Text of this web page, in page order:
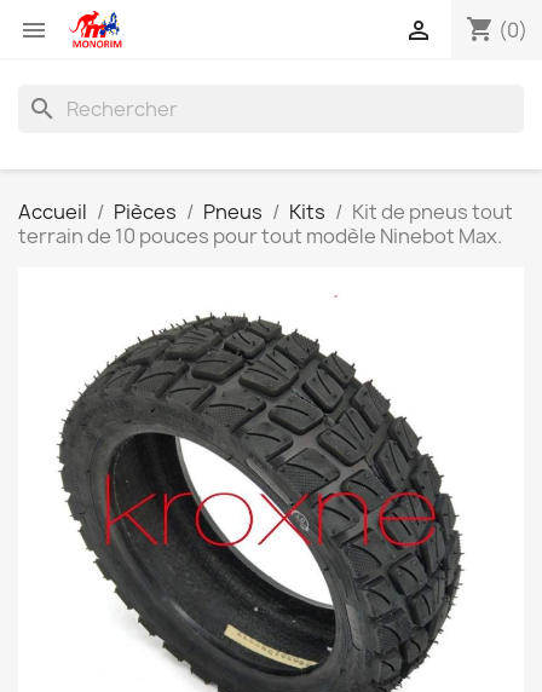
 shopping_cart (0)

search
Accueil Pièces Pneus Kits
Kit de pneus tout
terrain de 10 pouces pour tout modèle Ninebot Max.